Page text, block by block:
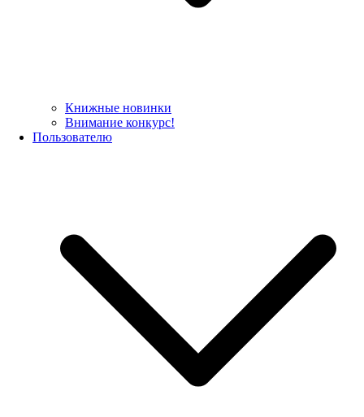
Книжные новинки
Внимание конкурс!
Пользователю